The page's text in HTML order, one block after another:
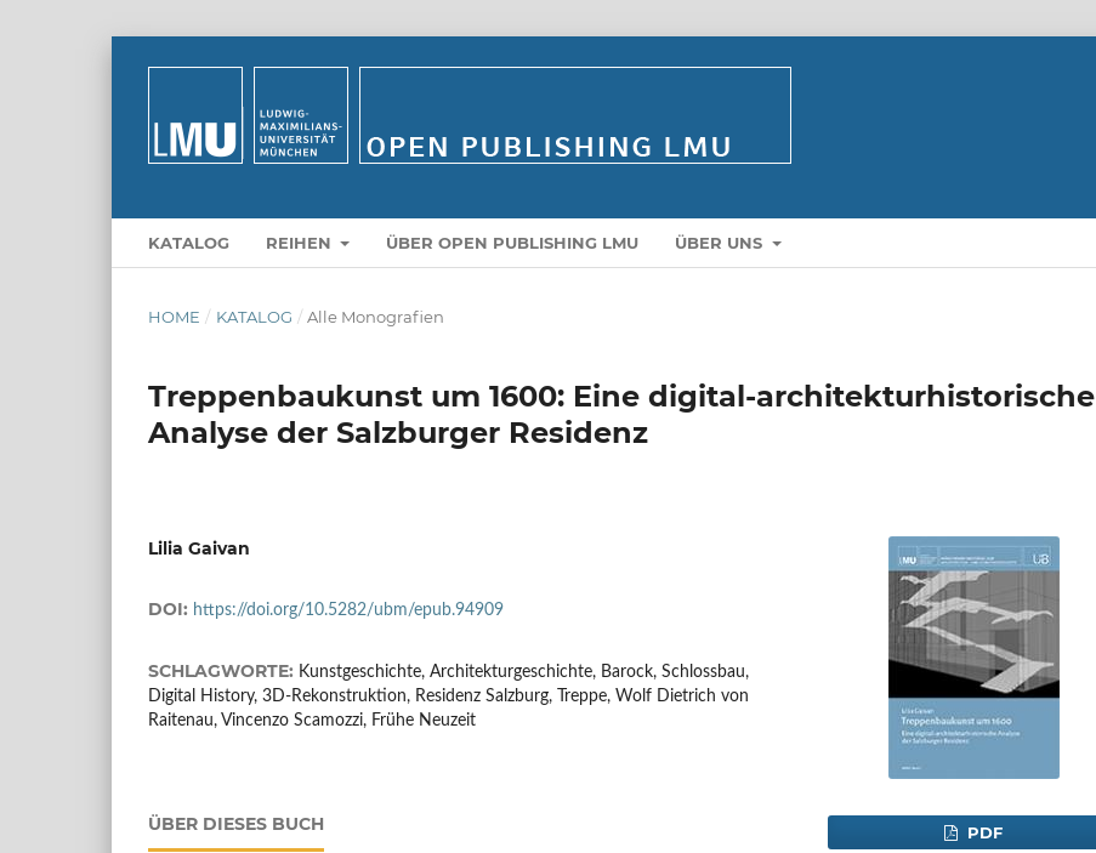
KATALOG REIHEN ÜBER OPEN PUBLISHING LMU ÜBER UNS
HOME / KATALOG / Alle Monografien
Treppenbaukunst um 1600: Eine digital-architekturhistorische
Analyse der Salzburger Residenz
Lilia Gaivan
DOI: https://doi.org/10.5282/ubm/epub.94909
SCHLAGWORTE: Kunstgeschichte, Architekturgeschichte, Barock, Schlossbau,
Digital History, 3D-Rekonstruktion, Residenz Salzburg, Treppe, Wolf Dietrich von
Raitenau, Vincenzo Scamozzi, Frühe Neuzeit
ÜBER DIESES BUCH PDF